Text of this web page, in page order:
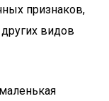
признаков,
видов